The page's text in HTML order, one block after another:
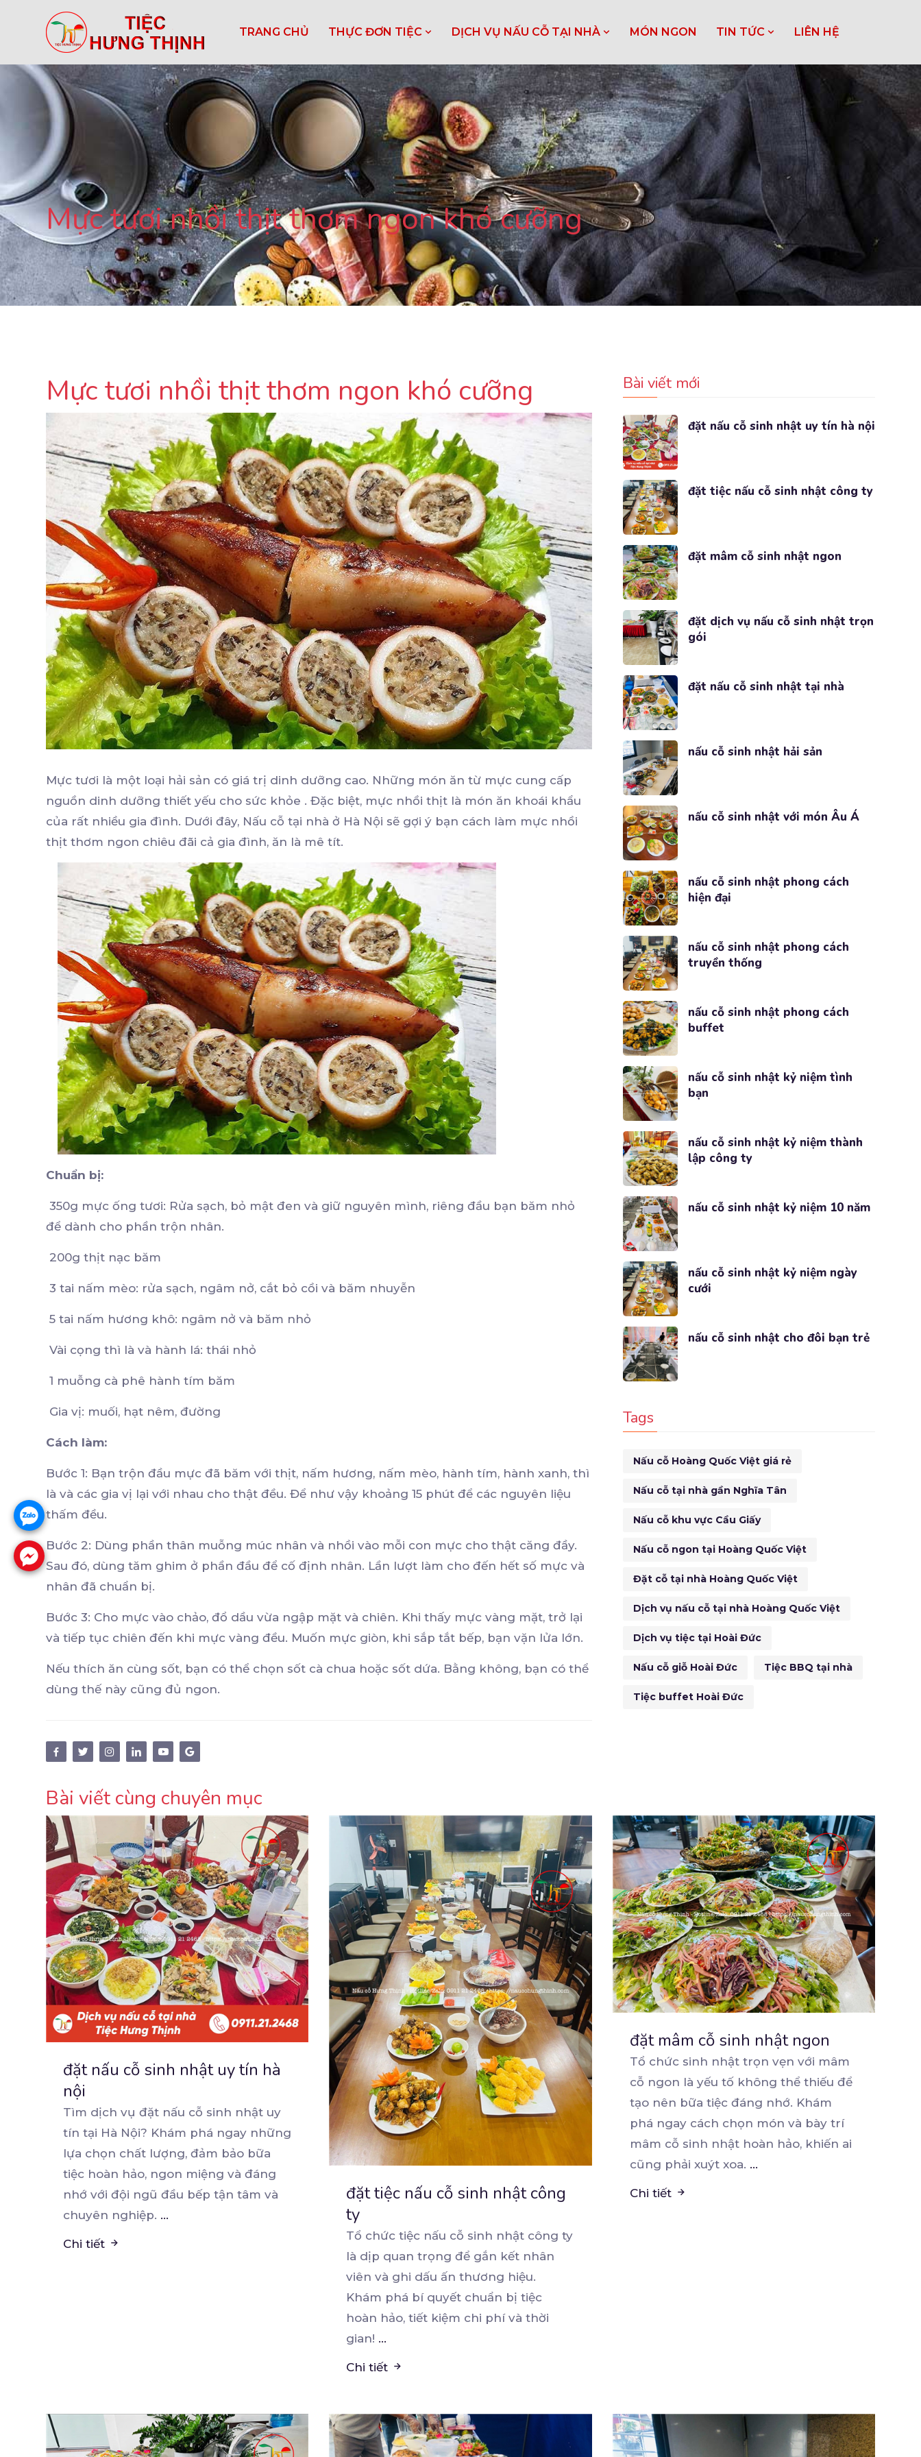
TRANG CHỦ THỰC ĐƠN TIỆC DỊCH VỤ NẤU CỖ TẠI NHÀ MÓN NGON TIN TỨC LIÊN HỆ
Mực tươi nhồi thịt thơm ngon khó cưỡng
Mực tươi nhồi thịt thơm ngon khó cưỡng
Mực tươi là một loại hải sản có giá trị dinh dưỡng cao. Những món ăn từ mực cung cấp
nguồn dinh dưỡng thiết yếu cho sức khỏe . Đặc biệt, mực nhồi thịt là món ăn khoái khẩu
của rất nhiều gia đình. Dưới đây, Nấu cỗ tại nhà ở Hà Nội sẽ gợi ý bạn cách làm mực nhồi
thịt thơm ngon chiêu đãi cả gia đình, ăn là mê tít.
Chuẩn bị:
350g mực ống tươi: Rửa sạch, bỏ mật đen và giữ nguyên mình, riêng đầu bạn băm nhỏ
để dành cho phần trộn nhân.
200g thịt nạc băm
3 tai nấm mèo: rửa sạch, ngâm nở, cắt bỏ cồi và băm nhuyễn
5 tai nấm hương khô: ngâm nở và băm nhỏ
Vài cọng thì là và hành lá: thái nhỏ
1 muỗng cà phê hành tím băm
Gia vị: muối, hạt nêm, đường
Cách làm:
Bước 1: Bạn trộn đầu mực đã băm với thịt, nấm hương, nấm mèo, hành tím, hành xanh, thì
là và các gia vị lại với nhau cho thật đều. Để như vậy khoảng 15 phút để các nguyên liệu
thấm đều.
Bước 2: Dùng phần thân muỗng múc nhân và nhồi vào mỗi con mực cho thật căng đầy.
Sau đó, dùng tăm ghim ở phần đầu để cố định nhân. Lần lượt làm cho đến hết số mực và
nhân đã chuẩn bị.
Bước 3: Cho mực vào chảo, đổ dầu vừa ngập mặt và chiên. Khi thấy mực vàng mặt, trở lại
và tiếp tục chiên đến khi mực vàng đều. Muốn mực giòn, khi sắp tắt bếp, bạn vặn lửa lớn.
Nếu thích ăn cùng sốt, bạn có thể chọn sốt cà chua hoặc sốt dứa. Bằng không, bạn có thể
dùng thế này cũng đủ ngon.
Bài viết mới
đặt nấu cỗ sinh nhật uy tín hà nội
đặt tiệc nấu cỗ sinh nhật công ty
đặt mâm cỗ sinh nhật ngon
đặt dịch vụ nấu cỗ sinh nhật trọn
gói
đặt nấu cỗ sinh nhật tại nhà
nấu cỗ sinh nhật hải sản
nấu cỗ sinh nhật với món Âu Á
nấu cỗ sinh nhật phong cách
hiện đại
nấu cỗ sinh nhật phong cách
truyền thống
nấu cỗ sinh nhật phong cách
buffet
nấu cỗ sinh nhật kỷ niệm tình
bạn
nấu cỗ sinh nhật kỷ niệm thành
lập công ty
nấu cỗ sinh nhật kỷ niệm 10 năm
nấu cỗ sinh nhật kỷ niệm ngày
cưới
nấu cỗ sinh nhật cho đôi bạn trẻ
Tags
Nấu cỗ Hoàng Quốc Việt giá rẻ
Nấu cỗ tại nhà gần Nghĩa Tân
Nấu cỗ khu vực Cầu Giấy
Nấu cỗ ngon tại Hoàng Quốc Việt
Đặt cỗ tại nhà Hoàng Quốc Việt
Dịch vụ nấu cỗ tại nhà Hoàng Quốc Việt
Dịch vụ tiệc tại Hoài Đức
Nấu cỗ giỗ Hoài Đức Tiệc BBQ tại nhà
Tiệc buffet Hoài Đức
Bài viết cùng chuyên mục
đặt nấu cỗ sinh nhật uy tín hà
nội
Tìm dịch vụ đặt nấu cỗ sinh nhật uy
tín tại Hà Nội? Khám phá ngay những
lựa chọn chất lượng, đảm bảo bữa
tiệc hoàn hảo, ngon miệng và đáng
nhớ với đội ngũ đầu bếp tận tâm và
chuyên nghiệp. ...
Chi tiết
đặt tiệc nấu cỗ sinh nhật công
ty
Tổ chức tiệc nấu cỗ sinh nhật công ty
là dịp quan trọng để gắn kết nhân
viên và ghi dấu ấn thương hiệu.
Khám phá bí quyết chuẩn bị tiệc
hoàn hảo, tiết kiệm chi phí và thời
gian! ...
Chi tiết
đặt mâm cỗ sinh nhật ngon
Tổ chức sinh nhật trọn vẹn với mâm
cỗ ngon là yếu tố không thể thiếu để
tạo nên bữa tiệc đáng nhớ. Khám
phá ngay cách chọn món và bày trí
mâm cỗ sinh nhật hoàn hảo, khiến ai
cũng phải xuýt xoa. ...
Chi tiết